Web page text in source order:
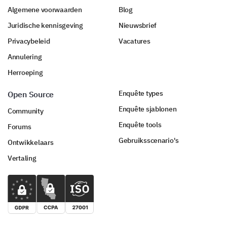
Algemene voorwaarden
Juridische kennisgeving
Privacybeleid
Annulering
Herroeping
Blog
Nieuwsbrief
Vacatures
Open Source
Community
Forums
Ontwikkelaars
Vertaling
Enquête types
Enquête sjablonen
Enquête tools
Gebruiksscenario's